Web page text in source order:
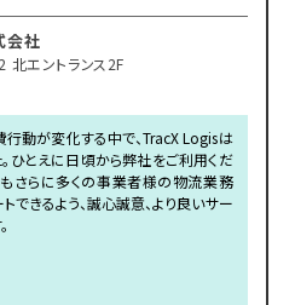
社
エントランス2F
動が変化する中で、TracX Logisは
ひとえに日頃から弊社をご利用くだ
さらに多くの事業者様の物流業務
できるよう、誠心誠意、より良いサー